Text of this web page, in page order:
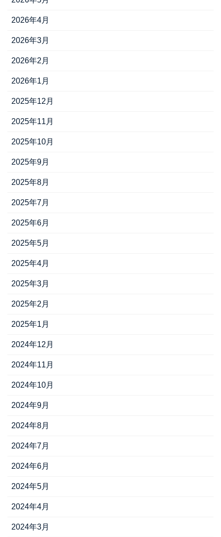
2026年4月
2026年3月
2026年2月
2026年1月
2025年12月
2025年11月
2025年10月
2025年9月
2025年8月
2025年7月
2025年6月
2025年5月
2025年4月
2025年3月
2025年2月
2025年1月
2024年12月
2024年11月
2024年10月
2024年9月
2024年8月
2024年7月
2024年6月
2024年5月
2024年4月
2024年3月